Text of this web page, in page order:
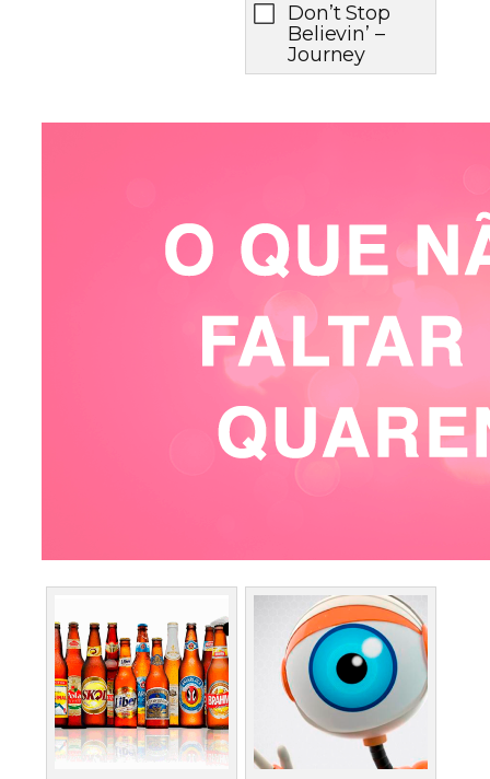
Don’t Stop
Believin’ –
Journey